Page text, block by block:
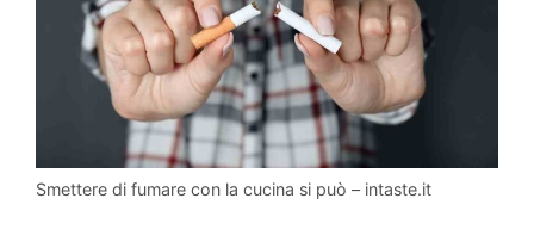
Smettere di fumare con la cucina si può – intaste.it